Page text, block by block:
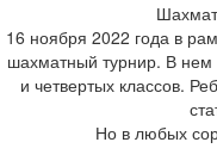
16 ноября 2022 года в
шахматный турнир. В нем
и четвертых классов.
Но в любых